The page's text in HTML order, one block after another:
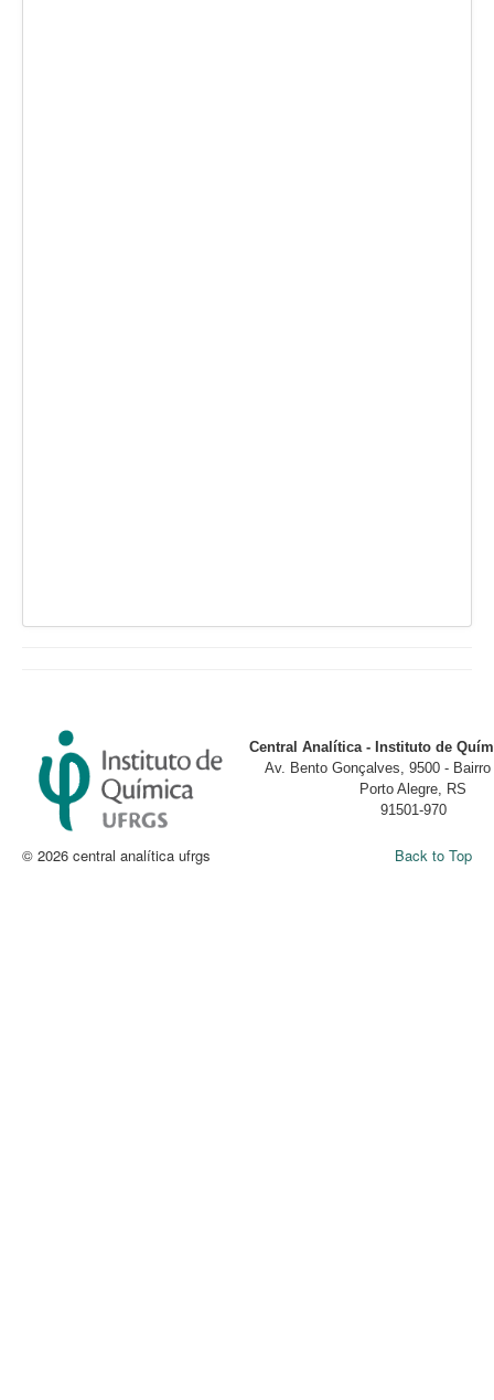
Central Analítica - Instituto de
Av. Bento Gonçalves, 9500 - Bairro
Porto Alegre, RS
91501-970
Back to Top
© 2026 central analítica ufrgs